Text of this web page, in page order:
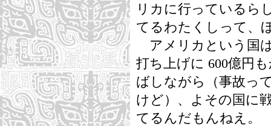
リカに行っているら
てるわたくしって、
アメリカという国
打ち上げに 600億円
ばしながら（事故っ
けど）、よその国に
てるんだもんねえ。